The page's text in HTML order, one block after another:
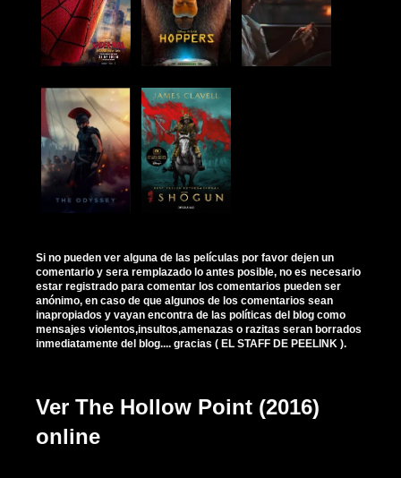
Si no pueden ver alguna de las películas por favor dejen un
comentario y sera remplazado lo antes posible, no es necesario
estar registrado para comentar los comentarios pueden ser
anónimo, en caso de que algunos de los comentarios sean
inapropiados y vayan encontra de las políticas del blog como
mensajes violentos,insultos,amenazas o razitas seran borrados
inmediatamente del blog.... gracias ( EL STAFF DE PEELINK ).
Ver The Hollow Point (2016)
online